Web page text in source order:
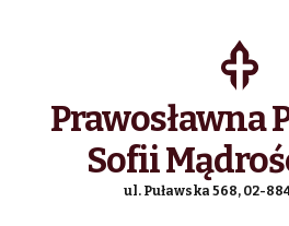
Prawosławna
Sofii
ul. Puławska 568, 02-